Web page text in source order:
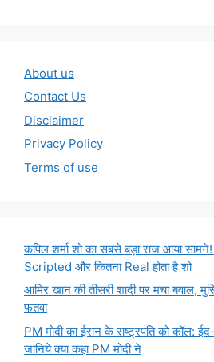
About us
Contact Us
Disclaimer
Privacy Policy
Terms of use
कपिल शर्मा शो का सबसे बड़ा राज आया सामने!
Scripted और कितना Real होता है शो
आमिर खान की तीसरी शादी पर मचा बवाल,
फतवा
PM मोदी का ईरान के राष्ट्रपति को कॉल:
जानिये क्या कहा PM मोदी ने